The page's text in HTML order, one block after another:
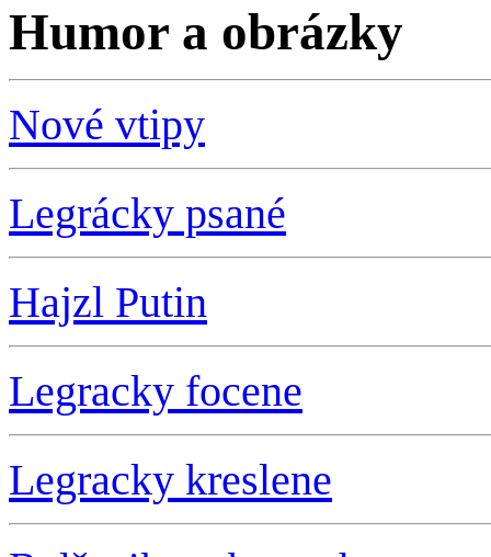
Humor a obrázky
Nové vtipy
Legrácky psané
Hajzl Putin
Legracky focene
Legracky kreslene